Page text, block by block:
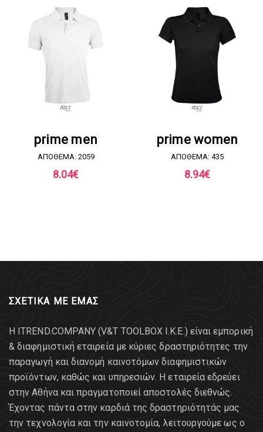
prime men
ΑΠΟΘΕΜΑ: 2059
8.04€
prime women
ΑΠΟΘΕΜΑ: 435
8.94€
ΣΧΕΤΙΚΑ ΜΕ ΕΜΑΣ
Η ITREND.COMPANY (V&T TOOLBOX Ι.Κ.Ε.) είναι εμπορική
& διαφημιστική εταιρεία με κύριες δραστηριότητες την
παραγωγή και διανομή καινοτόμων διαφημιστικών
προϊόντων, καθώς και υπηρεσιών. Η εταιρεία εδρεύει
στην Αθήνα και πραγματοποιεί αποστολές διεθνώς.
Έχοντας πάντα στην καρδιά της δραστηριότητάς μας
την τεχνολογία και την καινοτομία, λειτουργούμε ως ο